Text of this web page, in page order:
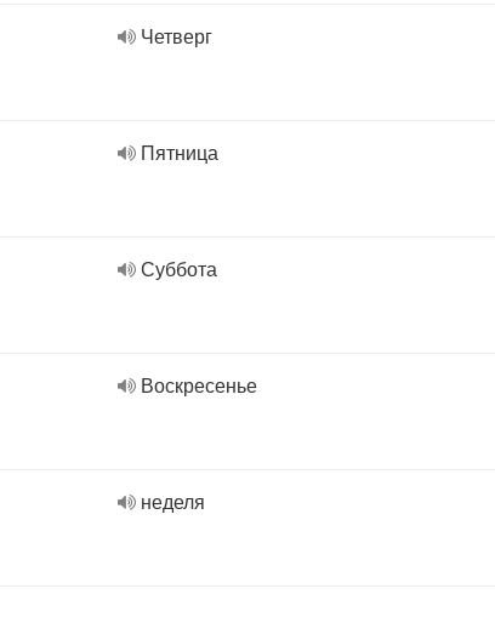
Четверг
Пятница
Суббота
Воскресенье
неделя